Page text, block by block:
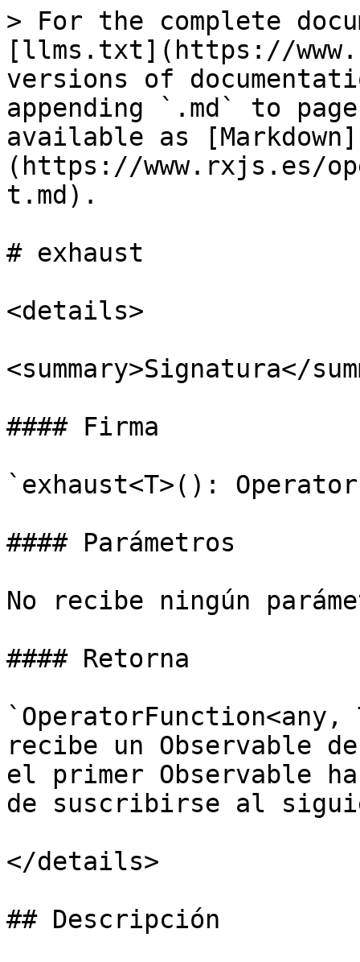
> For the complete
[llms.txt](https://
versions of
appending `.md` to
available as [Markdown]
(https://www.rxjs.es/
t.md).
# exhaust
<details>
<summary>Signatura</
#### Firma
`exhaust<T>():
#### Parámetros
No recibe ningún
#### Retorna
`OperatorFunction<any,
recibe un Observable
el primer Observable
de suscribirse al
</details>
## Descripción